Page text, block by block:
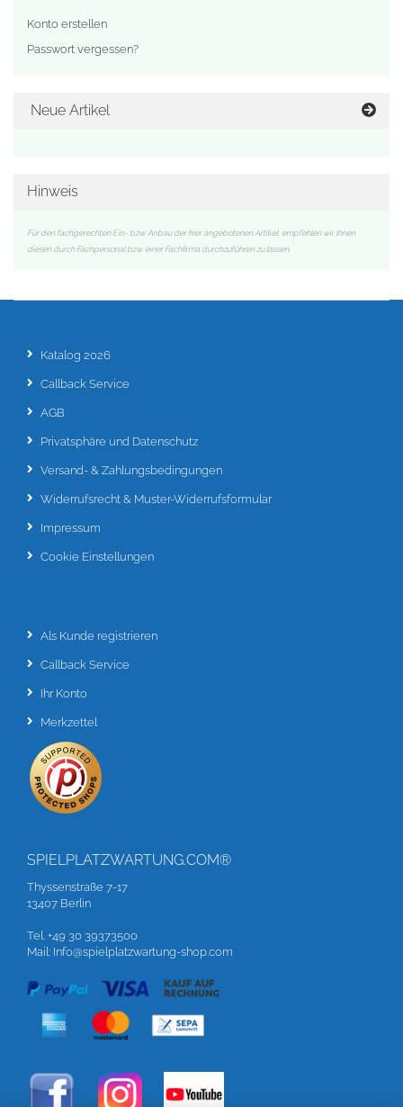
Konto erstellen
Passwort vergessen?
Neue Artikel
Hinweis
Für den fachgerechten Ein- bzw. Anbau der hier angebotenen Artikel, empfehlen wir Ihnen
diesen durch Fachpersonal bzw. einer Fachfirma durchzuführen zu lassen.
Katalog 2026
Callback Service
AGB
Privatsphäre und Datenschutz
Versand- & Zahlungsbedingungen
Widerrufsrecht & Muster-Widerrufsformular
Impressum
Cookie Einstellungen
Als Kunde registrieren
Callback Service
Ihr Konto
Merkzettel
SPIELPLATZWARTUNG.COM®
Thyssenstraße 7-17
13407 Berlin
Tel. +49 30 39373500
Mail: Info@spielplatzwartung-shop.com